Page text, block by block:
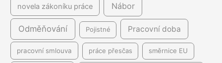
novela zákoníku práce Nábor
Odměňování Pojistné Pracovní doba
pracovní smlouva práce přesčas směrnice EU